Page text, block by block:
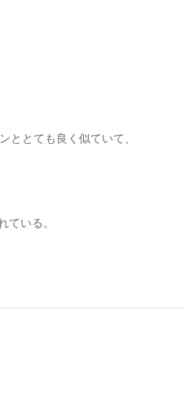
ととても良く似ていて、
ている。